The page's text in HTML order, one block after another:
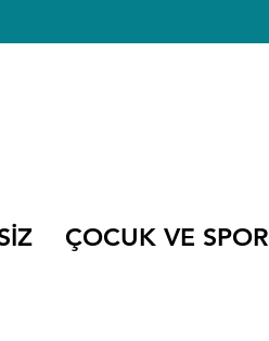
ÇOCUK VE SPOR